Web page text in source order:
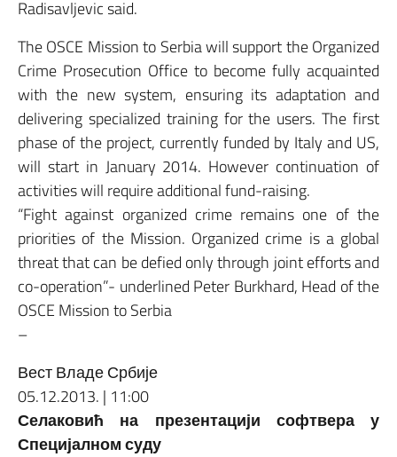
Radisavljevic said.
The OSCE Mission to Serbia will support the Organized
Crime Prosecution Office to become fully acquainted
with the new system, ensuring its adaptation and
delivering specialized training for the users. The first
phase of the project, currently funded by Italy and US,
will start in January 2014. However continuation of
activities will require additional fund-raising.
“Fight against organized crime remains one of the
priorities of the Mission. Organized crime is a global
threat that can be defied only through joint efforts and
co-operation”- underlined Peter Burkhard, Head of the
OSCE Mission to Serbia
–
Вест Владе Србије
05.12.2013. | 11:00
Селаковић на презентацији софтвера у
Специјалном суду